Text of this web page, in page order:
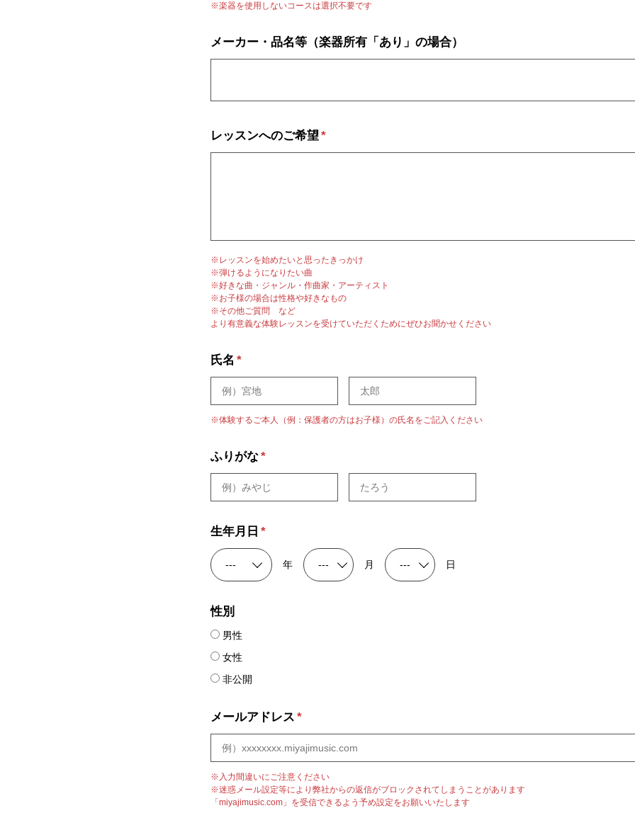
※楽器を使用しないコースは選択不要です
メーカー・品名等（楽器所有「あり」の場合）
レッスンへのご希望*
※レッスンを始めたいと思ったきっかけ
※弾けるようになりたい曲
※好きな曲・ジャンル・作曲家・アーティスト
※お子様の場合は性格や好きなもの
※その他ご質問 など
より有意義な体験レッスンを受けていただくためにぜひお聞かせください
氏名 *
※体験するご本人（例：保護者の方はお子様）の氏名をご記入ください
ふりがな*
生年月日 *
年 月 日
性別
男性
女性
非公開
メールアドレス *
※入力間違いにご注意ください
※迷惑メール設定等により弊社からの返信がブロックされてしまうことがあります
「miyajimusic.com」を受信できるよう予め設定をお願いいたします